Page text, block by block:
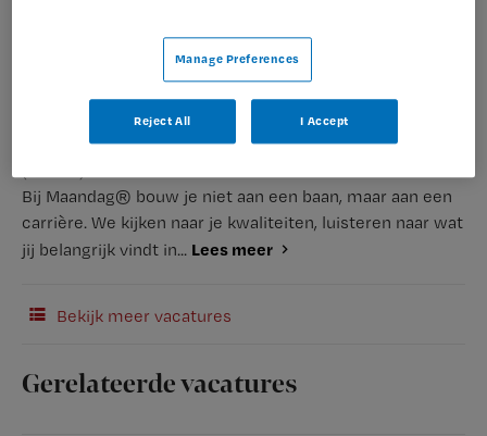
Bij Maandag® bouw je niet aan een baan, maar aan een
carrière. We kijken naar je kwaliteiten, luisteren naar wat
jij belangrijk vindt in... Lees meer
Bekijk meer vacatures
Gerelateerde vacatures
Manage Preferences
Reject All I Accept